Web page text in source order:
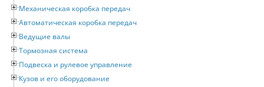
Механическая коробка передач
Автоматическая коробка передач
Ведущие валы
Тормозная система
Подвеска и рулевое управление
Кузов и его оборудование